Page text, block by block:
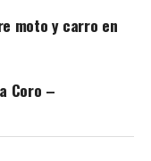
moto y carro en
Coro –